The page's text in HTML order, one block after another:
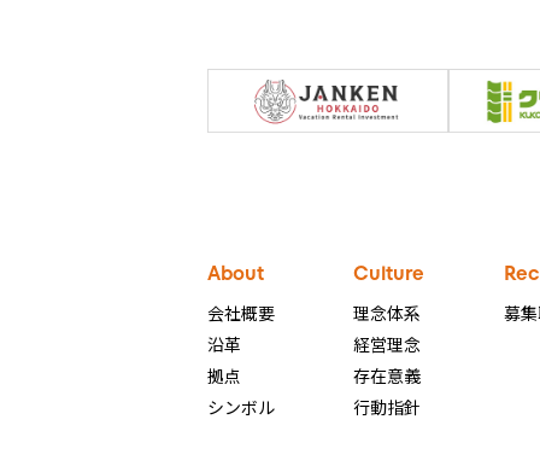
About
会社概要
沿革
拠点
シンボル
Culture
理念体系
経営理念
存在意義
行動指針
募